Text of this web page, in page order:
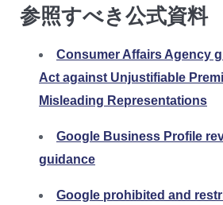
参照すべき公式資料
Consumer Affairs Agency
Act against Unjustifiable
Misleading Representations
Google Business Profile
guidance
Google prohibited and